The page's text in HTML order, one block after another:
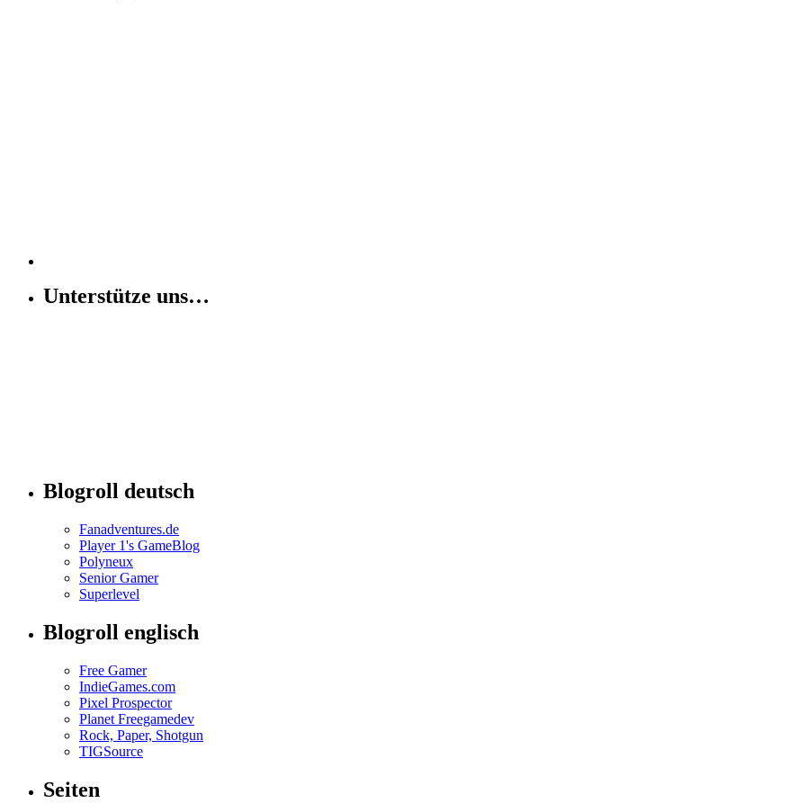
Unterstütze uns…
Blogroll deutsch
Fanadventures.de
Player 1's GameBlog
Polyneux
Senior Gamer
Superlevel
Blogroll englisch
Free Gamer
IndieGames.com
Pixel Prospector
Planet Freegamedev
Rock, Paper, Shotgun
TIGSource
Seiten